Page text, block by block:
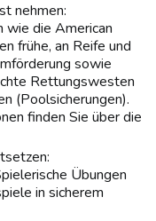
nehmen:
wie die American
frühe, an Reife und
sowie
Rettungswesten
(Poolsicherungen).
finden Sie über die
Übungen
in sicherem